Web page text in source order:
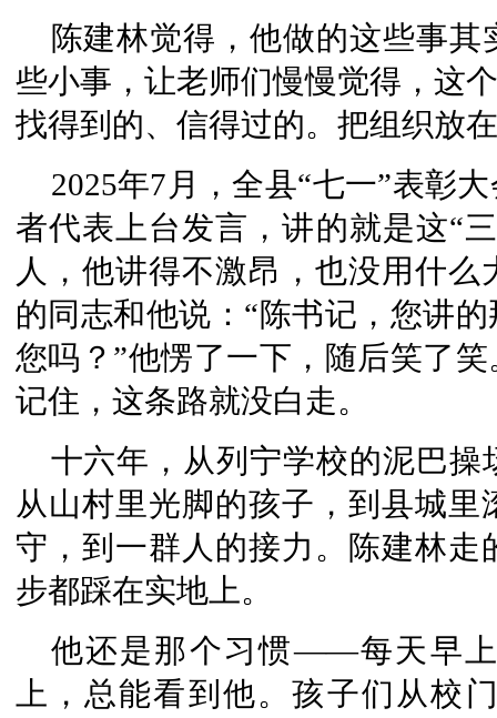
陈建林觉得，他做的这些事
些小事，让老师们慢慢觉得，这
找得到的、信得过的。 把组织放
2025年7月，全县“七一”表彰
者代表上台发言，讲的就是这“
人，他讲得不激昂，也没用什
的同志和他说：“陈书记，您讲
您吗？”他愣了一下，随后笑了
记住，这条路就没白走。
十六年， 从列宁学校的泥巴
从山村里光脚的孩子，到县城
守，到一群人的接力。陈建林
步都踩在实地上。
他还是那个习惯——每天早
上，总能看到他。孩子们从校